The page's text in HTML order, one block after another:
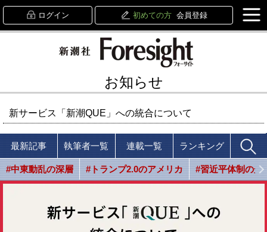
ログイン 初めての方 会員登録
お知らせ
新サービス「新潮QUE」への統合について
最新記事 執筆者一覧 連載一覧 ランキング
#中東動乱の深層 #トランプ2.0のアメリカ #習近平体制の光